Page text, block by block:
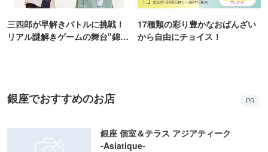
三四郎が早解きバトルに挑戦！
リアル謎解きゲームの舞台"錦糸
17種類の彩り豊かなおばんざい
から自由にチョイス！
銀座でおすすめのお店 PR
銀座 個室＆テラス アジアティーク
‐Asiatique‐